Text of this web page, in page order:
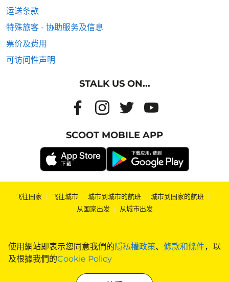
使用網站即表示您同意我們的隱私權政策、 條款和條件，以
及根據我們的Cookie Policy
运送条款
特殊旅客 - 协助服务及信息
票价及费用
可访问性声明
STALK US ON...
SCOOT MOBILE APP
飞往国家 | 飞往城市 | 城市到城市的航班 | 城市到国家的航班 |
从国家出发 | 从城市出发